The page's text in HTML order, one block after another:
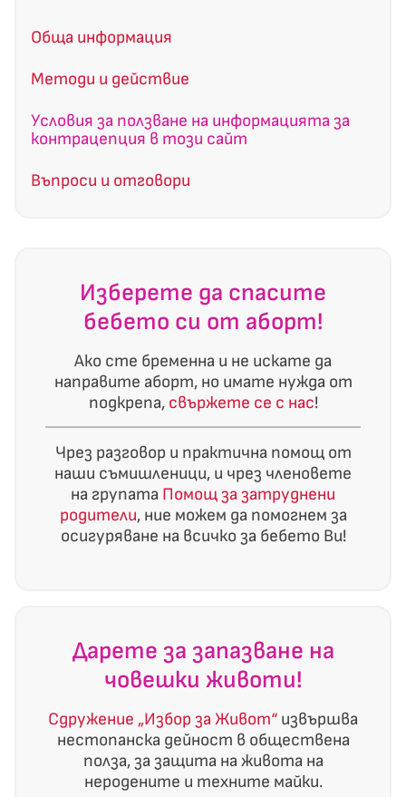
Обща информация
Методи и действие
Условия за ползване на информацията за
контрацепция в този сайт
Въпроси и отговори
Изберете да спасите
бебето си от аборт!
Ако сте бременна и не искате да
направите аборт, но имате нужда от
подкрепа, свържете се с нас!
Чрез разговор и практична помощ от
наши съмишленици, и чрез членовете
на групата Помощ за затруднени
родители, ние можем да помогнем за
осигуряване на всичко за бебето Ви!
Дарете за запазване на
човешки животи!
Сдружение „Избор за Живот“ извършва
нестопанска дейност в обществена
полза, за защита на живота на
неродените и техните майки.